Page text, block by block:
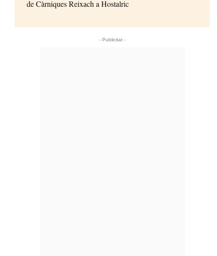
de Càrniques Reixach a Hostalric
- Publicitat -